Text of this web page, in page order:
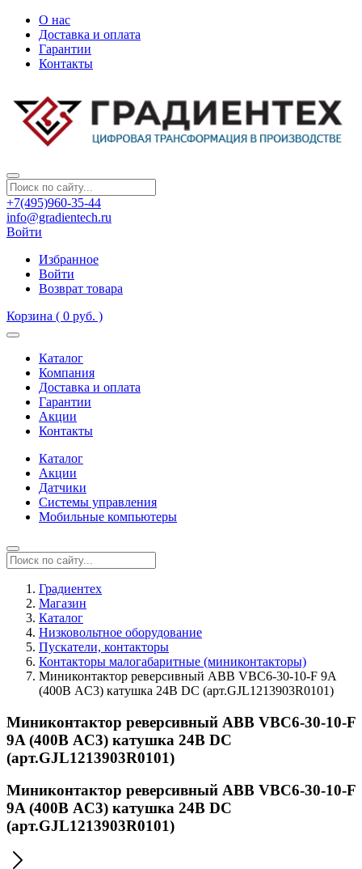
О нас
Доставка и оплата
Гарантии
Контакты
+7(495)960-35-44
info@gradientech.ru
Войти
Избранное
Войти
Возврат товара
Корзина ( 0 руб. )
Каталог
Компания
Доставка и оплата
Гарантии
Акции
Контакты
Каталог
Акции
Датчики
Системы управления
Мобильные компьютеры
Градиентех
Магазин
Каталог
Низковольтное оборудование
Пускатели, контакторы
Контакторы малогабаритные (миниконтакторы)
Миниконтактор реверсивный ABB VВC6-30-10-F 9A
(400В AC3) катушка 24В DС (арт.GJL1213903R0101)
Миниконтактор реверсивный ABB VВC6-30-10-F
9A (400В AC3) катушка 24В DС
(арт.GJL1213903R0101)
Миниконтактор реверсивный ABB VВC6-30-10-F
9A (400В AC3) катушка 24В DС
(арт.GJL1213903R0101)